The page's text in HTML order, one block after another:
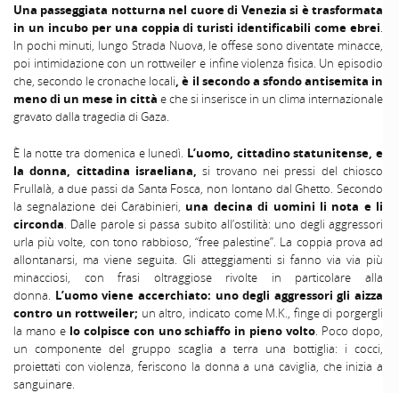
Una passeggiata notturna nel cuore di Venezia si è trasformata
in un incubo per una coppia di turisti identificabili come ebrei
In pochi minuti, lungo Strada Nuova, le offese sono diventate minacce,
poi intimidazione con un rottweiler e infine violenza fisica. Un episodio
che, secondo le cronache locali , è il secondo a sfondo antisemita in
meno di un mese in città e che si inserisce in un clima internazionale
gravato dalla tragedia di Gaza.
È la notte tra domenica e lunedì. L’uomo, cittadino statunitense, e
la donna, cittadina israeliana, si trovano nei pressi del chiosco
Frullalà, a due passi da Santa Fosca, non lontano dal Ghetto. Secondo
la segnalazione dei Carabinieri, una decina di uomini li nota e li
circonda. Dalle parole si passa subito all’ostilità: uno degli aggressori
urla più volte, con tono rabbioso, “free palestine”. La coppia prova ad
allontanarsi, ma viene seguita. Gli atteggiamenti si fanno via via più
minacciosi, con frasi oltraggiose rivolte in particolare alla
donna. L’uomo viene accerchiato: uno degli aggressori gli aizza
contro un rottweiler; un altro, indicato come M.K., finge di porgergli
la mano elo colpisce con uno schiaffo in pieno volto. Poco dopo,
un componente del gruppo scaglia a terra una bottiglia: i cocci,
proiettati con violenza, feriscono la donna a una caviglia, che inizia a
sanguinare.